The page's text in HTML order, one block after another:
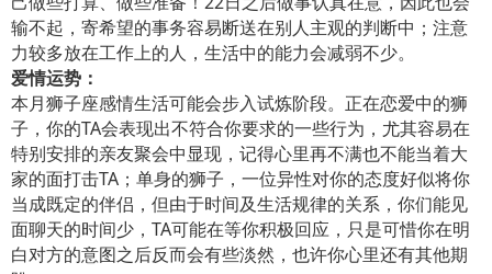
输不起，寄希望的事务容易断送在别人主观的判断中；注意
力较多放在工作上的人，生活中的能力会减弱不少。
爱情运势：
本月狮子座感情生活可能会步入试炼阶段。正在恋爱中的狮
子，你的TA会表现出不符合你要求的一些行为，尤其容易在
特别安排的亲友聚会中显现，记得心里再不满也不能当着大
家的面打击TA；单身的狮子，一位异性对你的态度好似将你
当成既定的伴侣，但由于时间及生活规律的关系，你们能见
面聊天的时间少，TA可能在等你积极回应，只是可惜你在明
白对方的意图之后反而会有些淡然，也许你心里还有其他期